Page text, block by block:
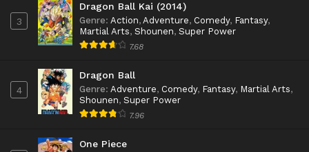
3
Dragon Ball Kai (2014)
Genre: Action, Adventure, Comedy, Fantasy,
Martial Arts, Shounen, Super Power
7.68
4
Dragon Ball
Genre: Adventure, Comedy, Fantasy, Martial Arts,
Shounen, Super Power
7.96
One Piece